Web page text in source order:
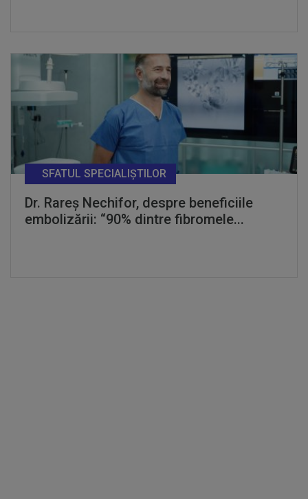
Dr. Rareș Nechifor, despre beneficiile
embolizării: “90% dintre fibromele...
SFATUL SPECIALIȘTILOR